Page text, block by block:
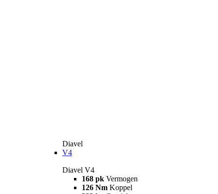
Diavel
V4
Diavel V4
168 pk Vermogen
126 Nm Koppel